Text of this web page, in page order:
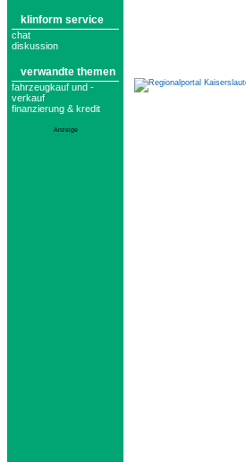
klinform service
chat
diskussion
verwandte themen
fahrzeugkauf und -
verkauf
finanzierung & kredit
Anzeige